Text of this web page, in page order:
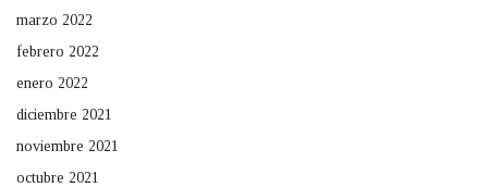
marzo 2022
febrero 2022
enero 2022
diciembre 2021
noviembre 2021
octubre 2021